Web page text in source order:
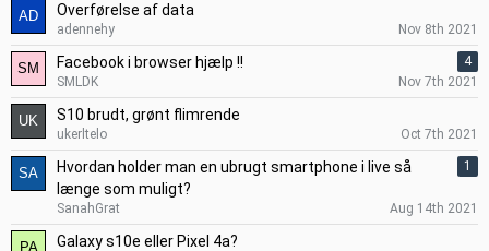
Overførelse af data
adennehy Nov 8th 2021
Facebook i browser hjælp !!
4
SMLDK
Nov 7th 2021
S10 brudt, grønt flimrende
ukerltelo Oct 7th 2021
Hvordan holder man en ubrugt smartphone i live så
længe som muligt?
1
SanahGrat Aug 14th 2021
Galaxy s10e eller Pixel 4a?